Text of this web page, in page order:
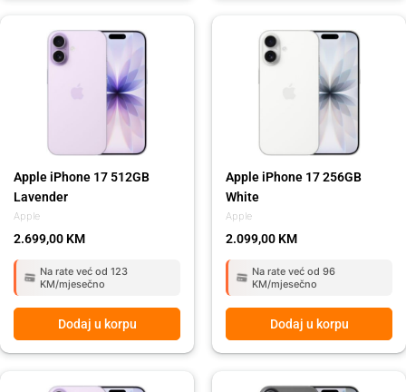
Apple
Apple iPhone 17 512GB
Lavender
2.699,00 KM
Na rate već od 123
KM/mjesečno
Dodaj u korpu
Apple
Apple iPhone 17 256GB
White
2.099,00 KM
Na rate već od 96
KM/mjesečno
Dodaj u korpu